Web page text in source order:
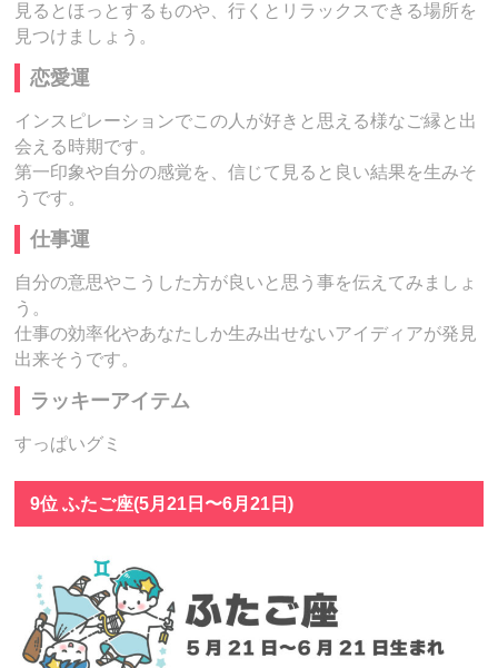
見るとほっとするものや、行くとリラックスできる場所を
見つけましょう。
恋愛運
インスピレーションでこの人が好きと思える様なご縁と出
会える時期です。
第一印象や自分の感覚を、信じて見ると良い結果を生みそ
うです。
仕事運
自分の意思やこうした方が良いと思う事を伝えてみましょ
う。
仕事の効率化やあなたしか生み出せないアイディアが発見
出来そうです。
ラッキーアイテム
すっぱいグミ
9位 ふたご座(5月21日〜6月21日)